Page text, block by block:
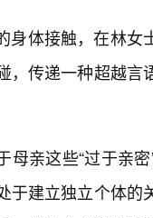
身体接触，在林女
，传递一种超越
母亲这些“过于亲
于建立独立个体